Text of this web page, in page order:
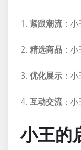
紧跟潮流：小
精选商品 ：
优化展示 ：
互动交流：小
小王的